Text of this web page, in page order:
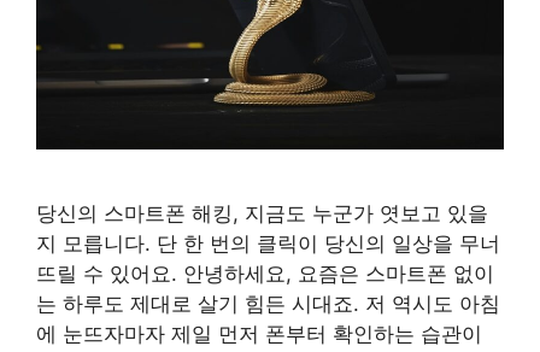
당신의 스마트폰 해킹, 지금도 누군가 엿보고 있을
지 모릅니다. 단 한 번의 클릭이 당신의 일상을 무너
뜨릴 수 있어요. 안녕하세요, 요즘은 스마트폰 없이
는 하루도 제대로 살기 힘든 시대죠. 저 역시도 아침
에 눈뜨자마자 제일 먼저 폰부터 확인하는 습관이